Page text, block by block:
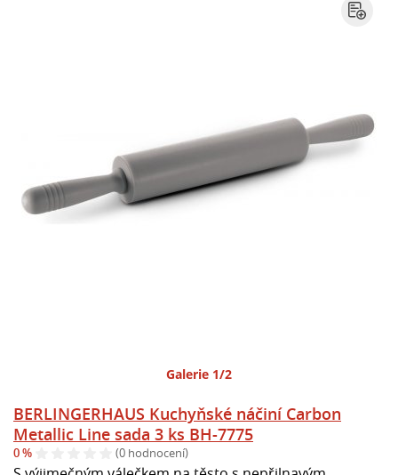
Galerie 1/2
BERLINGERHAUS Kuchyňské náčiní Carbon
Metallic Line sada 3 ks BH-7775
0 % (0 hodnocení)